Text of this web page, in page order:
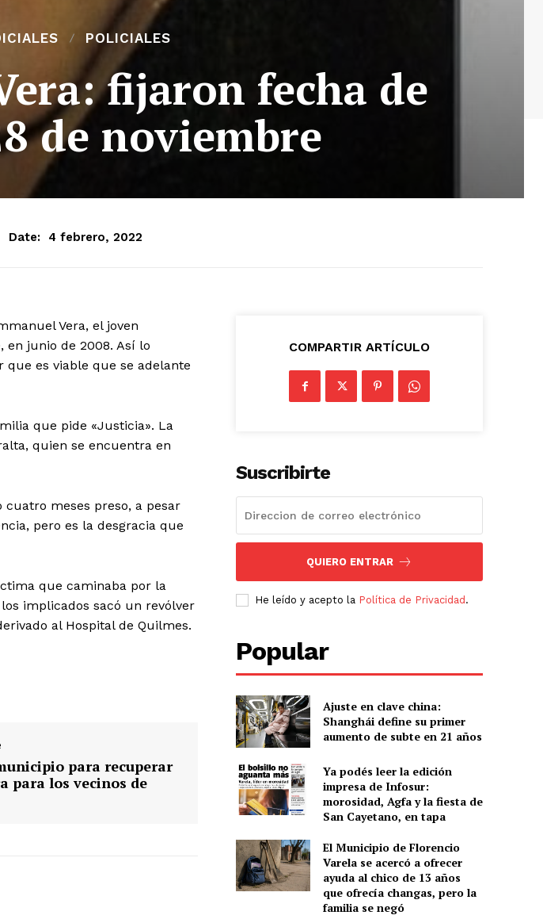
POLICIALES
fijaron fecha de
de noviembre
Date: 4 febrero, 2022
Vera, el joven
en junio de 2008. Así lo
es viable que se adelante
que pide «Justicia». La
quien se encuentra en
cuatro meses preso, a pesar
pero es la desgracia que
que caminaba por la
implicados sacó un revólver
al Hospital de Quilmes.
para recuperar
para los vecinos de
COMPARTIR ARTÍCULO
Suscribirte
QUIERO ENTRAR
He leído y acepto la Política de Privacidad .
Popular
Ajuste en clave china:
Shanghái define su primer
aumento de subte en 21 años
Ya podés leer la edición
impresa de Infosur:
morosidad, Agfa y la fiesta de
San Cayetano, en tapa
El Municipio de Florencio
Varela se acercó a ofrecer
ayuda al chico de 13 años
que ofrecía changas, pero la
familia se negó